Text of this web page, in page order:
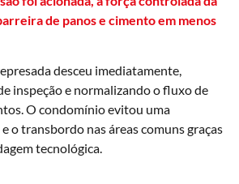
de panos e cimento em menos
desceu imediatamente,
inspeção e normalizando o fluxo de
O condomínio evitou uma
o transbordo nas áreas comuns graças
tecnológica.